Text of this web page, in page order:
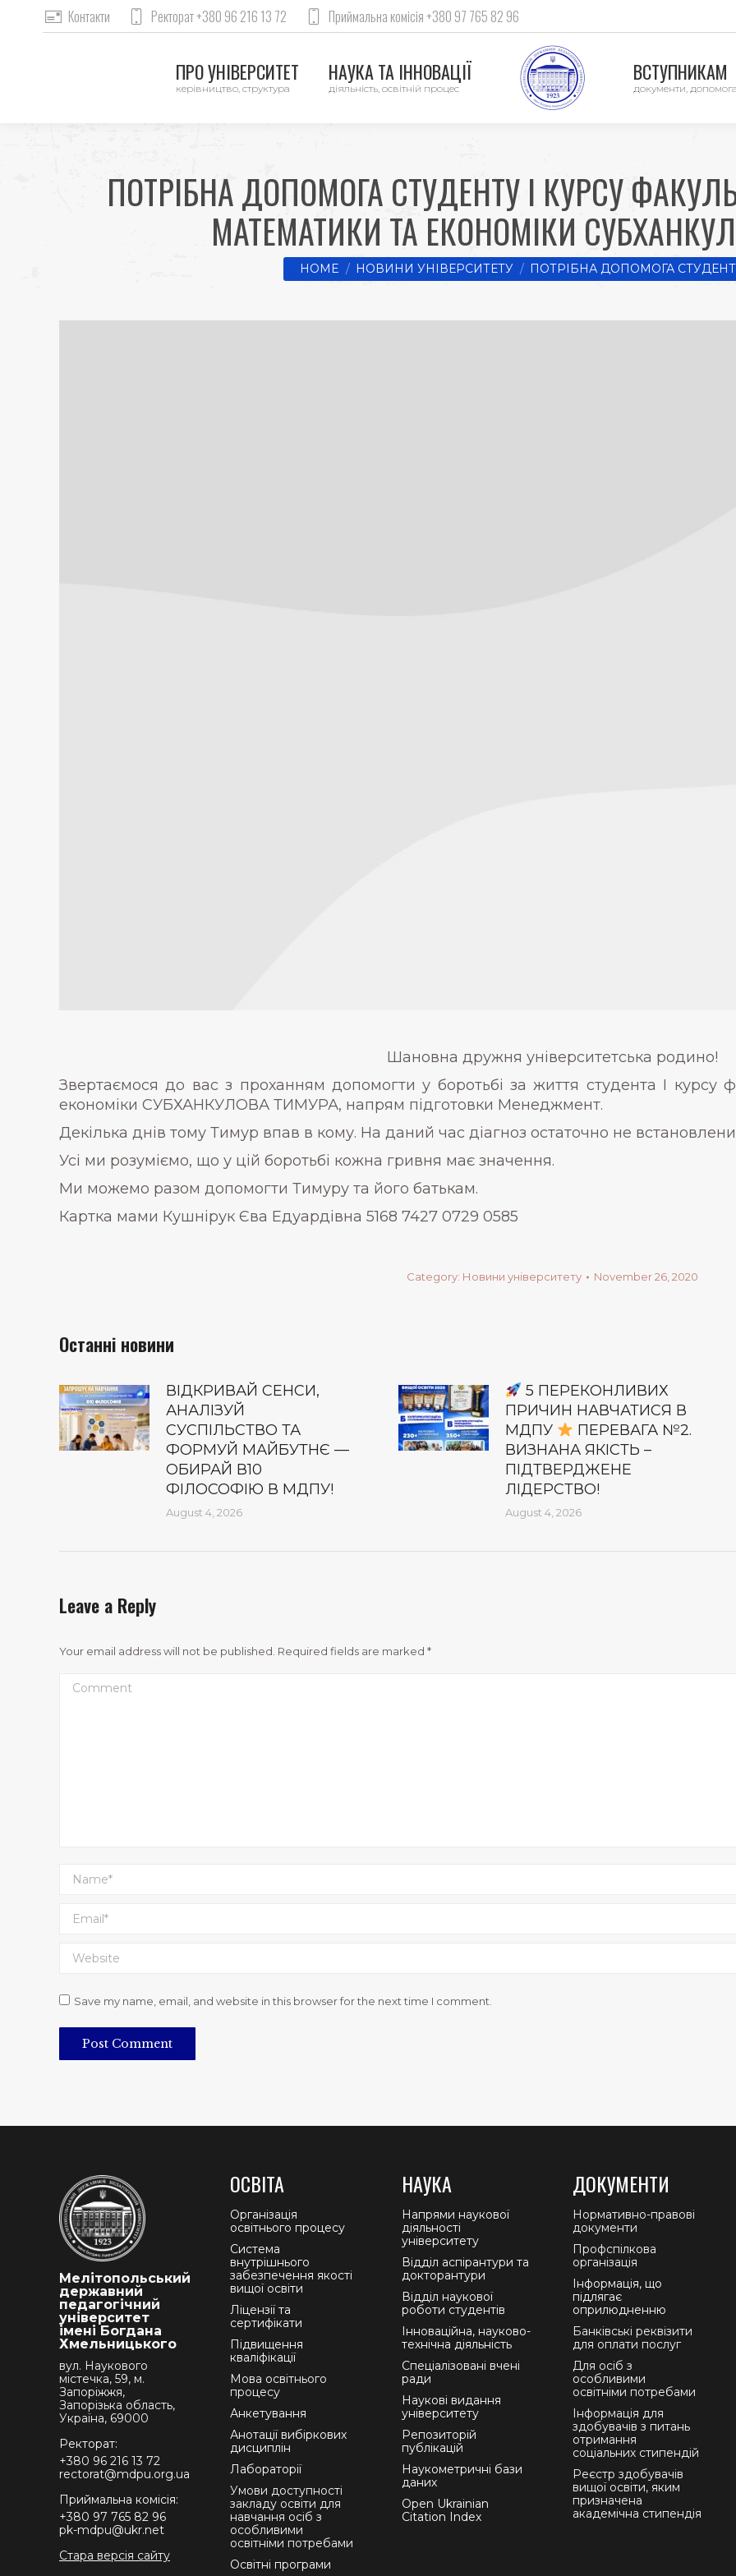
Контакти Ректорат +380 96 216 13 72 Приймальна комісія +380 97 765 82 96
ПРО УНІВЕРСИТЕТ
керівництво, структура
НАУКА ТА ІННОВАЦІЇ
діяльність, освітній процес
ВСТУПНИКАМ
документи,
ПОТРІБНА ДОПОМОГА СТУДЕНТУ І КУРСУ
МАТЕМАТИКИ ТА ЕКОНОМІКИ
You are here:
HOME НОВИНИ УНІВЕРСИТЕТУ ПОТРІБНА ДОПОМОГА
Шановна дружня університетська родино!
Звертаємося до вас з проханням допомогти у боротьбі за життя студента І курсу
економіки СУБХАНКУЛОВА ТИМУРА, напрям підготовки Менеджмент.
Декілька днів тому Тимур впав в кому. На даний час діагноз остаточно не
Усі ми розуміємо, що у цій боротьбі кожна гривня має значення.
Ми можемо разом допомогти Тимуру та його батькам.
Картка мами Кушнірук Єва Едуардівна 5168 7427 0729 0585
Category: Новини університету November 26, 2020
Останні новини
ВІДКРИВАЙ СЕНСИ,
АНАЛІЗУЙ
СУСПІЛЬСТВО ТА
ФОРМУЙ МАЙБУТНЄ —
ОБИРАЙ В10
ФІЛОСОФІЮ В МДПУ!
August 4, 2026
5 ПЕРЕКОНЛИВИХ
ПРИЧИН НАВЧАТИСЯ В
МДПУ
ПЕРЕВАГА №2.
ВИЗНАНА ЯКІСТЬ –
ПІДТВЕРДЖЕНЕ
ЛІДЕРСТВО!
August 4, 2026
Leave a Reply
Your email address will not be published. Required fields are marked *
Comment
Name *
Email *
Website
Save my name, email, and website in this browser for the next time I comment.
Post Comment
Мелітопольський
державний
педагогічний
університет
імені Богдана
Хмельницького
вул. Наукового
містечка, 59, м.
Запоріжжя,
Запорізька область,
Україна, 69000
Ректорат:
+380 96 216 13 72
rectorat@mdpu.org.ua
Приймальна комісія:
+380 97 765 82 96
pk-mdpu@ukr.net
Стара версія сайту
ОСВІТА
Організація
освітнього процесу
Система
внутрішнього
забезпечення якості
вищої освіти
Ліцензії та
сертифікати
Підвищення
кваліфікації
Мова освітнього
процесу
Анкетування
Анотації вибіркових
дисциплін
Лабораторії
Умови доступності
закладу освіти для
навчання осіб з
особливими
освітніми потребами
Освітні програми
НАУКА
Напрями наукової
діяльності
університету
Відділ аспірантури та
докторантури
Відділ наукової
роботи студентів
Інноваційна, науково-
технічна діяльність
Спеціалізовані вчені
ради
Наукові видання
університету
Репозиторій
публікацій
Наукометричні бази
даних
Open Ukrainian
Citation Index
ДОКУМЕНТИ
Нормативно-правові
документи
Профспілкова
організація
Інформація, що
підлягає
оприлюдненню
Банківські реквізити
для оплати послуг
Для осіб з
особливими
освітніми потребами
Інформація для
здобувачів з питань
отримання
соціальних стипендій
Реєстр здобувачів
вищої освіти, яким
призначена
академічна стипендія